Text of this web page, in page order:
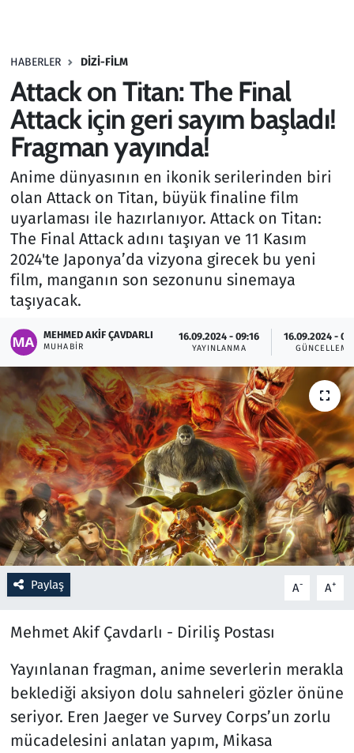
HABERLER DIZI-FILM
Attack on Titan: The Final
Attack için geri sayım başladı!
Fragman yayında!
Anime dünyasının en ikonik serilerinden biri
olan Attack on Titan, büyük finaline film
uyarlaması ile hazırlanıyor. Attack on Titan:
The Final Attack adını taşıyan ve 11 Kasım
2024'te Japonya’da vizyona girecek bu yeni
film, manganın son sezonunu sinemaya
taşıyacak.
MEHMED AKIF ÇAVDARLI
MUHABIR
16.09.2024 - 09:16
YAYINLANMA
16.09.2024 -
GÜNCELLEME
Paylaş A- A+
Mehmet Akif Çavdarlı - Diriliş Postası
Yayınlanan fragman, anime severlerin merakla
beklediği aksiyon dolu sahneleri gözler önüne
seriyor. Eren Jaeger ve Survey Corps’un zorlu
mücadelesini anlatan yapım, Mikasa
Haber
Kültür Sanat
Kurumsal Haberler
Lezzet Durağı
Memur ve Kamu
Otomobil
Oyun
Ramazan
Resmi İlanlar
Rüya Tabirleri
Sağlık
Savunma Sanayi
Seçim 2023
Spor
Teknoloji ve Bilim
Televizyon